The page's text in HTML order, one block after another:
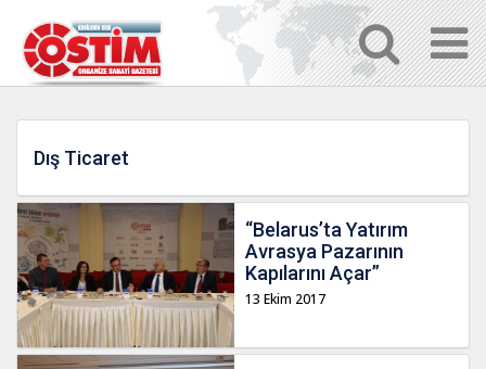
Dış Ticaret
“Belarus’ta Yatırım
Avrasya Pazarının
Kapılarını Açar”
13 Ekim 2017